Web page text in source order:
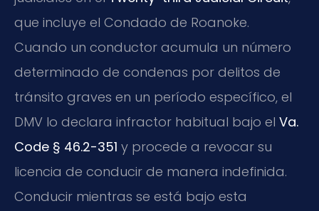
que incluye el Condado de Roanoke.
Cuando un conductor acumula un número
determinado de condenas por delitos de
tránsito graves en un período específico, el
DMV lo declara infractor habitual bajo el Va.
Code § 46.2-351 y procede a revocar su
licencia de conducir de manera indefinida.
Conducir mientras se está bajo esta